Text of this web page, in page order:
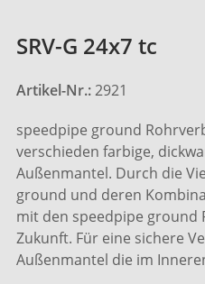
SRV-G 24x7 tc
Artikel-Nr.:2921
speedpipe ground
verschieden farbige,
Außenmantel. Durch die
ground und deren
mit den speedpipe ground
Zukunft. Für eine sichere
Außenmantel die im